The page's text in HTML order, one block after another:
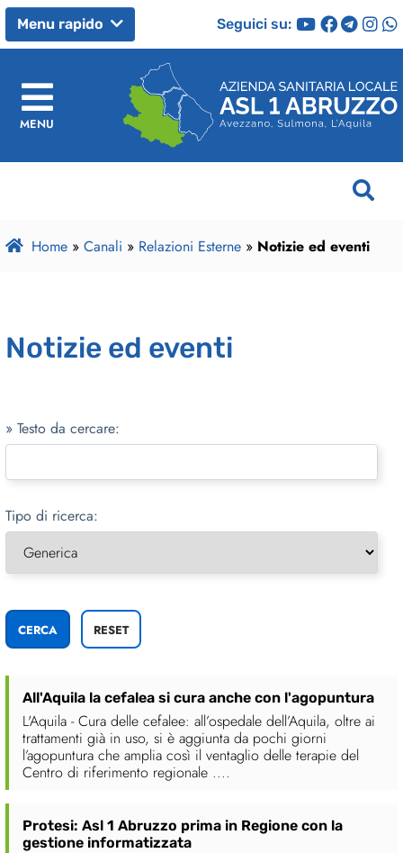
Menu rapido Seguici su:
MENU
Home » Canali » Relazioni Esterne » Notizie ed eventi
Notizie ed eventi
» Testo da cercare:
Tipo di ricerca:
All'Aquila la cefalea si cura anche con l'agopuntura
L'Aquila - Cura delle cefalee: all’ospedale dell’Aquila, oltre ai
trattamenti già in uso, si è aggiunta da pochi giorni
l’agopuntura che amplia così il ventaglio delle terapie del
Centro di riferimento regionale ....
Protesi: Asl 1 Abruzzo prima in Regione con la
gestione informatizzata